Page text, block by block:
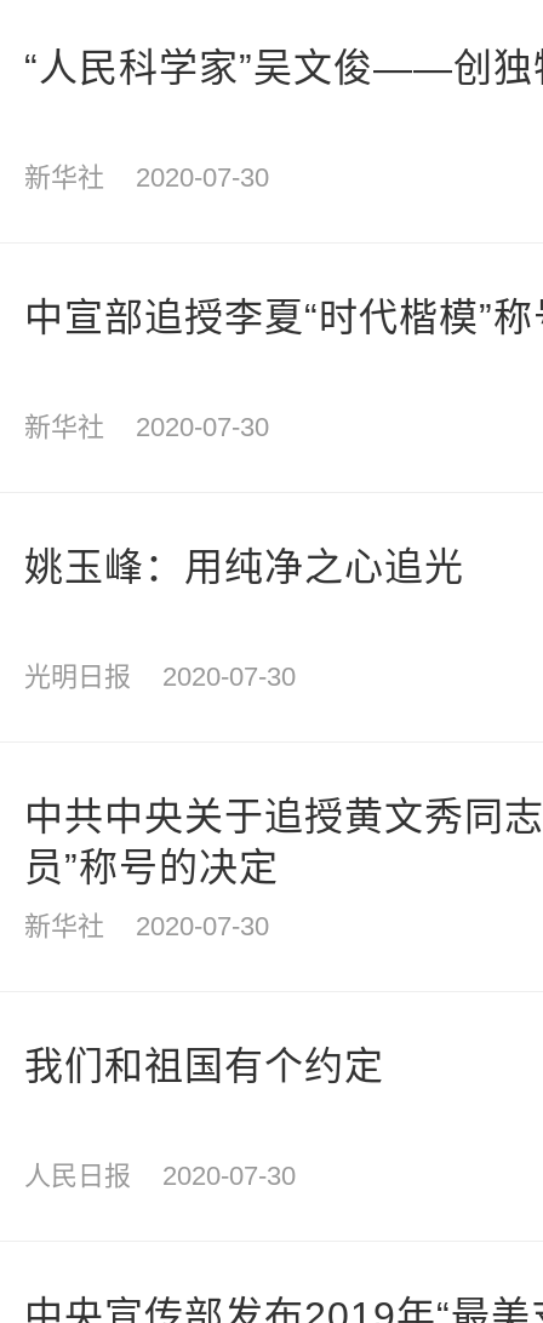
“人民科学家”吴文俊——创独
新华社 2020-07-30
中宣部追授李夏“时代楷模”
新华社 2020-07-30
姚玉峰：用纯净之心追光
光明日报 2020-07-30
中共中央关于追授黄文秀同
员”称号的决定
新华社 2020-07-30
我们和祖国有个约定
人民日报 2020-07-30